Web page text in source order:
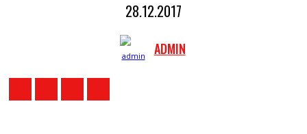
28.12.2017
ADMIN